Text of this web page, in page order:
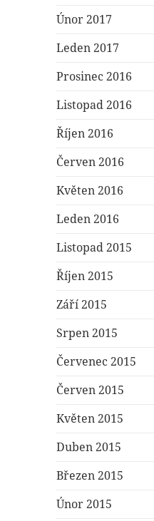
Únor 2017
Leden 2017
Prosinec 2016
Listopad 2016
Říjen 2016
Červen 2016
Květen 2016
Leden 2016
Listopad 2015
Říjen 2015
Září 2015
Srpen 2015
Červenec 2015
Červen 2015
Květen 2015
Duben 2015
Březen 2015
Únor 2015